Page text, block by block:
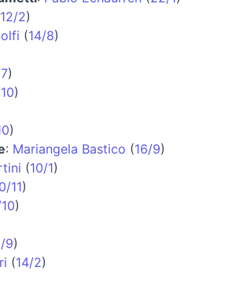
12/2)
(14/8)
)
)
)
: Mariangela Bastico (16/9)
(10/1)
11)
)
9)
(14/2)